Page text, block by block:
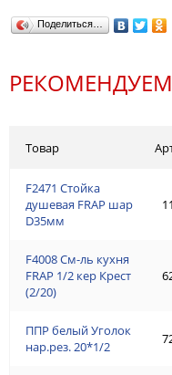
Поделиться…
Товар
F2471 Стойка
душевая FRAP шар
D35мм
F4008 См-ль кухня
FRAP 1/2 кер Крест
(2/20)
ППР белый Уголок
нар.рез. 20*1/2